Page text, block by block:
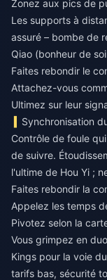
Zonez aux pics de
Les supports à
assuré – bombe de
Qiao (bonheur de
Faites rebondir le
Attachez-vous
Ultimez sur leur
Synchronisation
Contrôle de foule
de suivre.
l'ultime de Hou Yi ;
Faites rebondir la
Appelez les temps
Pivotez selon la
Vous grimpez en
Kings pour la voie
tarifs bas, sécurité